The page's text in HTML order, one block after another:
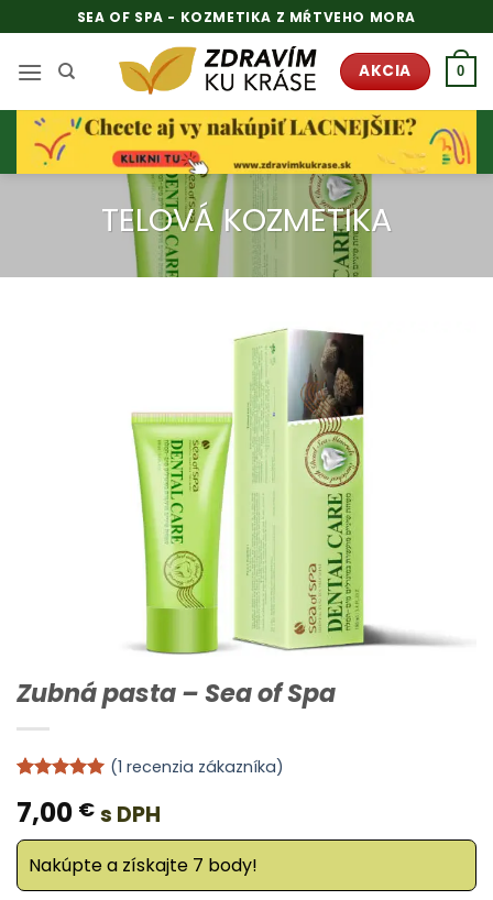
to
content
SEA OF SPA - KOZMETIKA Z MŔTVEHO MORA
AKCIA 0
TELOVÁ KOZMETIKA
Zubná pasta – Sea of Spa
5z 5 na
základe
zákazníckej
recenzie
(1 recenzia zákazníka)
7,00 € s DPH
Nakúpte a získajte 7 body!